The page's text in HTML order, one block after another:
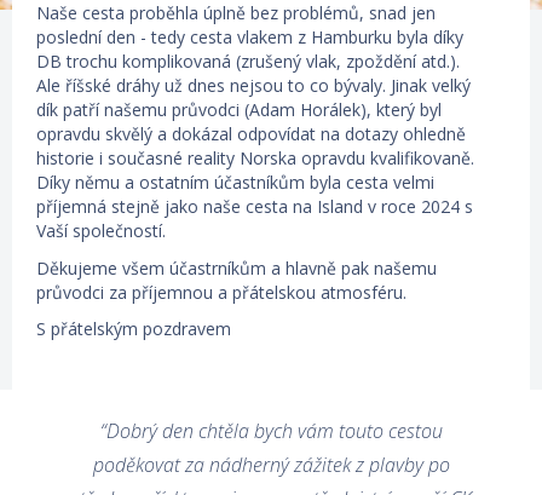
Naše cesta proběhla úplně bez problémů, snad jen
poslední den - tedy cesta vlakem z Hamburku byla díky
DB trochu komplikovaná (zrušený vlak, zpoždění atd.).
Ale říšské dráhy už dnes nejsou to co bývaly. Jinak velký
dík patří našemu průvodci (Adam Horálek), který byl
opravdu skvělý a dokázal odpovídat na dotazy ohledně
historie i současné reality Norska opravdu kvalifikovaně.
Díky němu a ostatním účastníkům byla cesta velmi
příjemná stejně jako naše cesta na Island v roce 2024 s
Vaší společností.
Děkujeme všem účastrníkům a hlavně pak našemu
průvodci za příjemnou a přátelskou atmosféru.
S přátelským pozdravem
Léto na vlnách Středomoří na MSC Meraviglia
Dobrý deň prajem,
“Dobrý den chtěla bych vám touto cestou
poděkovat za nádherný zážitek z plavby po